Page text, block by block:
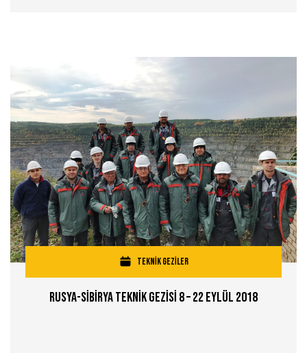
TEKNİK GEZİLER
Rusya-Sİbİrya Teknİk Gezİsİ 8 – 22 Eylül 2018